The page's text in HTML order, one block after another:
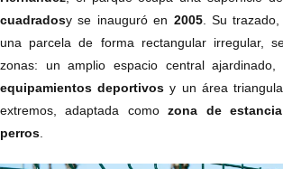
cuadradosy se inauguró en 2005. Su
una parcela de forma rectangular irregular,
zonas: un amplio espacio central
equipamientos deportivos y un área
extremos, adaptada comozona de
perros